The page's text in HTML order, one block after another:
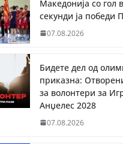
Македонија со гол
секунди ја победи
07.08.2026
Бидете дел од
приказна:
за волонтери за
Анџелес 2028
07.08.2026